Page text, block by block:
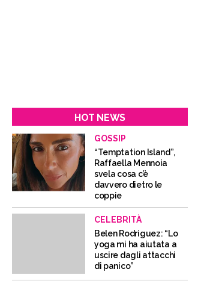
HOT NEWS
GOSSIP
“Temptation Island”,
Raffaella Mennoia
svela cosa c’è
davvero dietro le
coppie
CELEBRITÀ
Belen Rodriguez: “Lo
yoga mi ha aiutata a
uscire dagli attacchi
di panico”